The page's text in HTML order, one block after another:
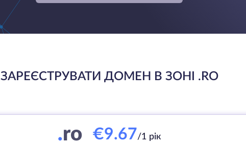
ЗАРЕЄСТРУВАТИ ДОМЕН В ЗОНІ .RO
.ro €9.67/1 рік